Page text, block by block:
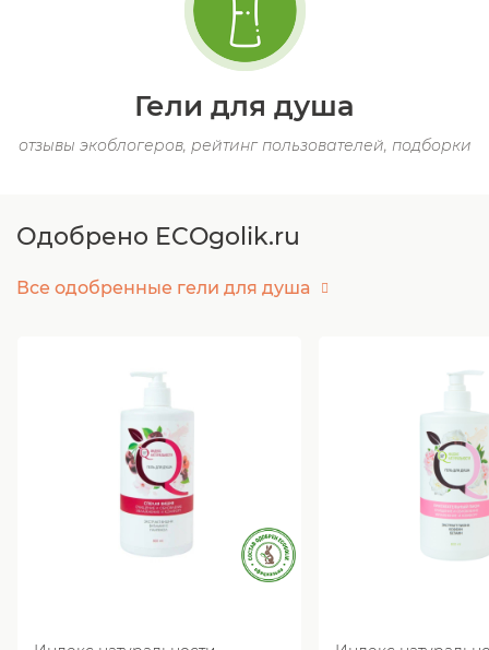
Гели для душа
отзывы экоблогеров, рейтинг пользователей, подборки
Одобрено ECOgolik.ru
Все одобренные гели для душа